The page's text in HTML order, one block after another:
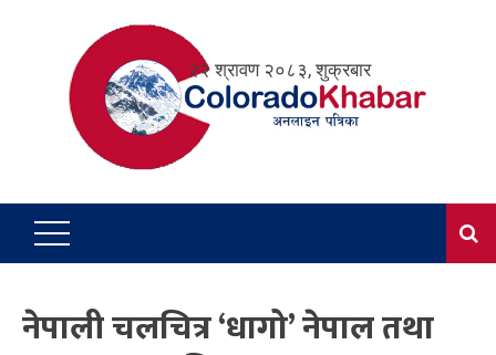
२२ श्रावण २०८३, शुक्रबार
नेपाली चलचित्र ‘धागो’ नेपाल तथा